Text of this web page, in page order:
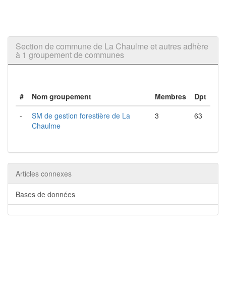
Section de commune de La Chaulme et autres adhère
à 1 groupement de communes
# Nom groupement Membres
Dpt
-
SM de gestion forestière de La
Chaulme
3 63
Articles connexes
Bases de données